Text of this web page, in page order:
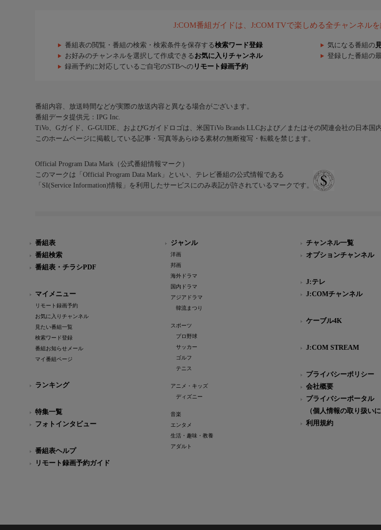
J:COM番組ガイドは、J:COM TVで楽しめる全チャンネル
番組表の閲覧・番組の検索・検索条件を保存する検索ワード登録 気になる番組の
お好みのチャンネルを選択して作成できる お気に入りチャンネル 登録した番組の
録画予約に対応しているご自宅のSTBへの リモート録画予約
番組内容、放送時間などが実際の放送内容と異なる場合がございます。
番組データ提供元：IPG Inc.
TiVo、Gガイド、G-GUIDE、およびGガイドロゴは、米国TiVo Brands LLCおよび／またはその関連会社の日本国
このホームページに掲載している記事・写真等あらゆる素材の無断複写・転載を禁じます。
Official Program Data Mark（公式番組情報マーク）
このマークは「Official Program Data Mark」といい、テレビ番組の公式情報である
「SI(Service Information)情報」を利用したサービスにのみ表記が許されているマークです。
番組表
番組検索
番組表・チラシPDF
マイメニュー
リモート録画予約
お気に入りチャンネル
見たい番組一覧
検索ワード登録
番組お知らせメール
マイ番組ページ
ランキング
特集一覧
フォトインタビュー
番組表ヘルプ
リモート録画予約ガイド
ジャンル
洋画
邦画
海外ドラマ
国内ドラマ
アジアドラマ
韓流まつり
スポーツ
プロ野球
サッカー
ゴルフ
テニス
アニメ・キッズ
ディズニー
音楽
エンタメ
生活・趣味・教養
アダルト
チャンネル一覧
オプションチャンネル
J:テレ
J:COMチャンネル
ケーブル4K
J:COM STREAM
プライバシーポリシー
会社概要
プライバシーポータル
（個人情報の取り扱いに
利用規約